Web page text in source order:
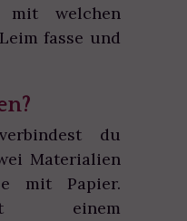
mit welchen
fasse und
du
Materialien
mit Papier.
einem